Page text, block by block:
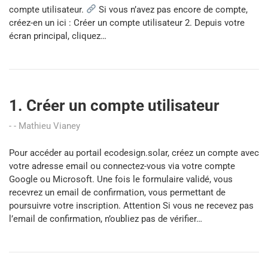
compte utilisateur.
Si vous n’avez pas encore de compte,
créez-en un ici : Créer un compte utilisateur 2. Depuis votre
écran principal, cliquez…
1. Créer un compte utilisateur
Mathieu Vianey
Pour accéder au portail ecodesign.solar, créez un compte avec
votre adresse email ou connectez-vous via votre compte
Google ou Microsoft. Une fois le formulaire validé, vous
recevrez un email de confirmation, vous permettant de
poursuivre votre inscription. Attention Si vous ne recevez pas
l’email de confirmation, n’oubliez pas de vérifier…